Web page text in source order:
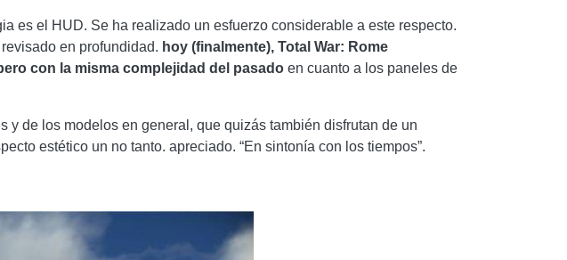
es el HUD. Se ha realizado un esfuerzo considerable a este respecto.
en profundidad. hoy (finalmente), Total War: Rome
con la misma complejidad del pasado en cuanto a los paneles de
de los modelos en general, que quizás también disfrutan de un
estético un no tanto. apreciado. “En sintonía con los tiempos”.